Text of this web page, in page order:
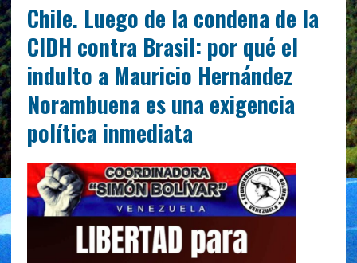
Chile. Luego de la condena de la
CIDH contra Brasil: por qué el
indulto a Mauricio Hernández
Norambuena es una exigencia
política inmediata